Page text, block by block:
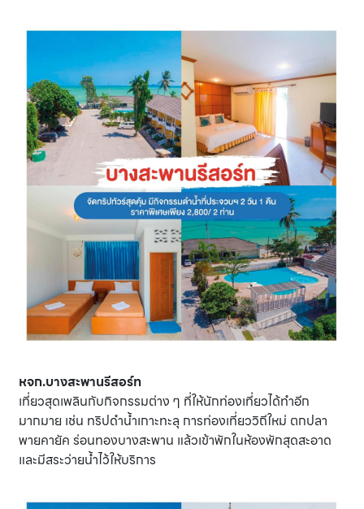
หจก.บางสะพานรีสอร์ท
เที่ยวสุดเพลินกับกิจกรรมต่าง ๆ ที่ให้นักท่องเที่ยวได้ทำอีก
มากมาย เช่น ทริปดำน้ำเกาะทะลุ การท่องเที่ยววิถีใหม่ ตกปลา
พายคายัค ร่อนทองบางสะพาน แล้วเข้าพักในห้องพักสุดสะอาด
และมีสระว่ายน้ำไว้ให้บริการ